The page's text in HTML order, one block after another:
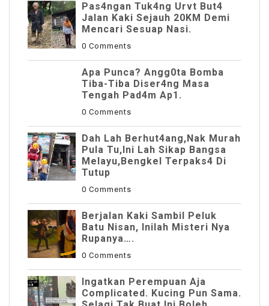
Pas4ngan Tuk4ng Urvt But4
JaIan Kaki Sejauh 20KM Demi
Mencari Sesuap Nasi.
0 Comments
Apa Punca? Angg0ta Bomba
Tiba-Tiba Diser4ng Masa
Tengah Pad4m Ap1.
0 Comments
Dah Lah Berhut4ang,Nak Murah
Pula Tu,Ini Lah Sikap Bangsa
Melayu,Bengkel Terpaks4 Di
Tutup
0 Comments
Berjalan Kaki Sambil Peluk
Batu Nisan, Inilah Misteri Nya
Rupanya….
0 Comments
Ingatkan Perempuan Aja
Complicated. Kucing Pun Sama.